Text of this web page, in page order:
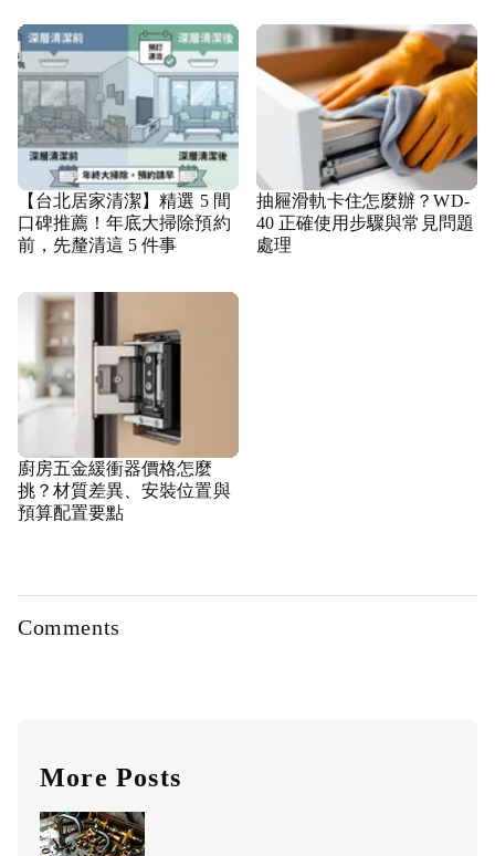
【台北居家清潔】精選 5 間
口碑推薦！年底大掃除預約
前，先釐清這 5 件事
抽屜滑軌卡住怎麼辦？WD-
40 正確使用步驟與常見問題
處理
廚房五金緩衝器價格怎麼
挑？材質差異、安裝位置與
預算配置要點
Comments
More Posts